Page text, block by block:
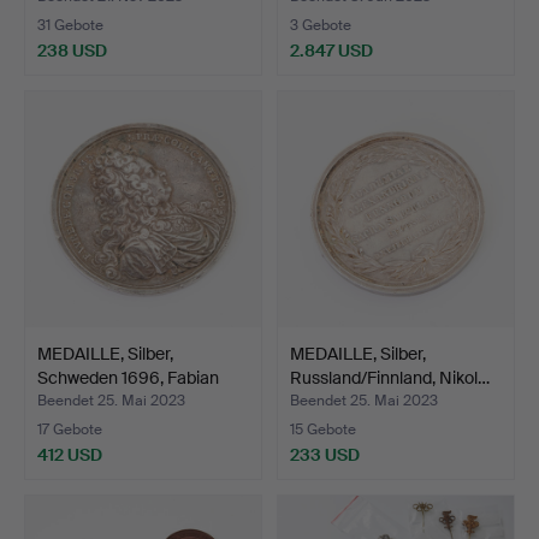
31 Gebote
238 USD
3 Gebote
2.847 USD
MEDAILLE, Silber,
Schweden 1696, Fabian
Wr…
Beendet 25. Mai 2023
17 Gebote
412 USD
MEDAILLE, Silber,
Russland/Finnland, Nikol…
Beendet 25. Mai 2023
15 Gebote
233 USD